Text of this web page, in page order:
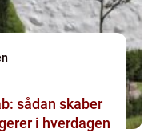
sådan skaber
i hverdagen